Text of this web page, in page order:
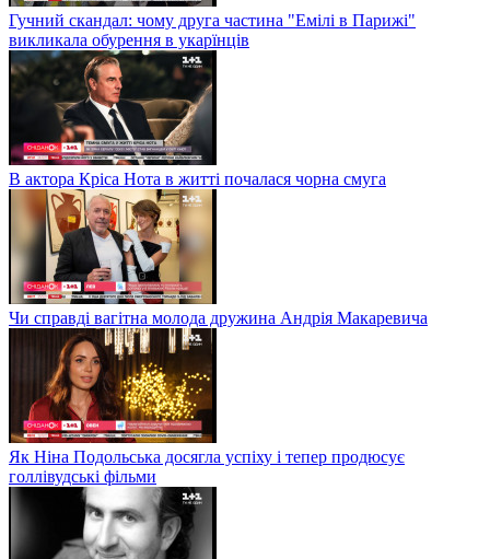
Гучний скандал: чому друга частина "Емілі в Парижі"
викликала обурення в укарїнців
В актора Кріса Нота в житті почалася чорна смуга
Чи справді вагітна молода дружина Андрія Макаревича
Як Ніна Подольська досягла успіху і тепер продюсує
голлівудські фільми